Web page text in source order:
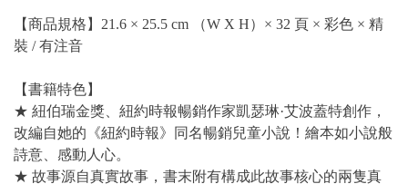
【商品規格】21.6 × 25.5 cm （W X H）× 32 頁 × 彩色 × 精
裝 / 有注音
【書籍特色】
★ 紐伯瑞金獎、紐約時報暢銷作家凱瑟琳·艾波蓋特創作，
改編自她的《紐約時報》同名暢銷兒童小說！繪本如小說般
詩意、感動人心。
★ 故事源自真實故事，書末附有構成此故事核心的兩隻真